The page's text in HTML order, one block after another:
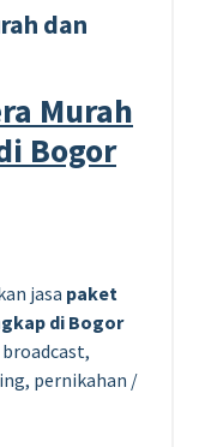
dan
Murah
Bogor
jasa paket
di Bogor
pernikahan /